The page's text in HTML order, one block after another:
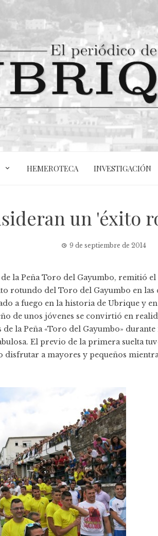
HEMEROTECA INVESTIGACIÓN
un 'éxito
9 de septiembre de 2014
laPeña Toro del Gayumbo, remitió el
rotundo del Toro del Gayumbo en las
a fuego en la historia de Ubrique y
de unos jóvenes se convirtió en
la Peña «Toro del Gayumbo» durante
El previo de la primera suelta
a mayores y pequeños